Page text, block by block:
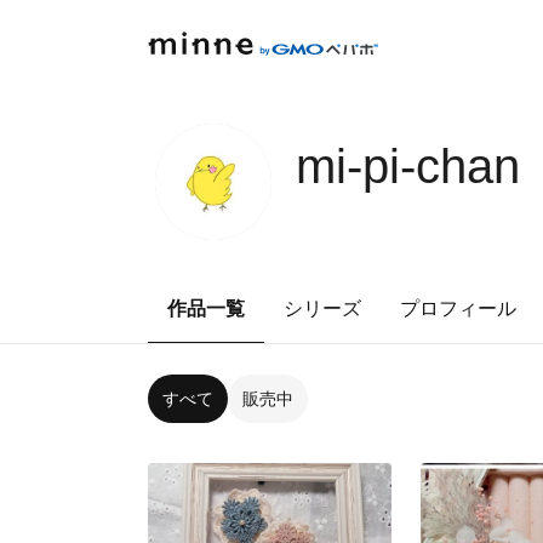
mi-pi-chan
作品一覧 シリーズ プロフィール
すべて 販売中